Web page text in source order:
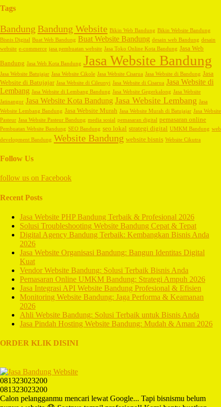
Tags
Bandung Bandung Website Bikin Web Bandung Bikin Website Bandung
Bisnis Digital Buat Web Bandung Buat Website Bandung desain web Bandung desain
website e-commerce jasa pembuatan website Jasa Toko Online Kota Bandung Jasa Web
Bandung Jasa Web Kota Bandung Jasa Website Bandung
Jasa Website Batujajar Jasa Website Cikole Jasa Website Cisarua Jasa Website di Bandung Jasa
Website di Batujajar Jasa Website di Cileunyi Jasa Website di Cisarua Jasa Website di
Lembang Jasa Website di Lembang Bandung Jasa Website Gegerkalong Jasa Website
Jatinangor Jasa Website Kota Bandung Jasa Website Lembang Jasa
Website Lembang Bandung Jasa Website Murah Jasa Website Murah di Batujajar Jasa Website
Pasteur Jasa Website Pasteur Bandung media sosial pemasaran digital pemasaran online
Pembuatan Website Bandung SEO Bandung seo lokal strategi digital UMKM Bandung web
development Bandung Website Bandung website bisnis Website Cikutra
Follow Us
follow us on Facebook
Recent Posts
Jasa Website PHP Bandung Terbaik & Profesional 2026
Solusi Troubleshooting Website Bandung Cepat & Tepat
Digital Agency Bandung Terbaik: Kembangkan Bisnis Anda
2026
Jasa Website Organisasi Bandung: Bangun Identitas Digital
Kuat
Vendor Website Bandung: Solusi Terbaik Bisnis Anda
Pemasaran Online UMKM Bandung: Strategi Ampuh 2026
Jasa Integrasi API Website Bandung Profesional & Efisien
Monitoring Website Bandung: Jaga Performa & Keamanan
2026
Ahli Website Bandung: Solusi Terbaik untuk Bisnis Anda
Jasa Pindah Hosting Website Bandung: Mudah & Aman 2026
ORDER KLIK DISINI
081323023200
081323023200
Calon pelangganmu mencari lewat Google... Tapi bisnismu belum